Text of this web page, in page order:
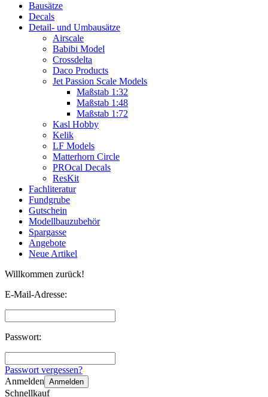
Bausätze
Decals
Detail- und Umbausätze
Airscale
Babibi Model
Crossdelta
Daco Products
Jet Passion Scale Models
Maßstab 1:32
Maßstab 1:48
Maßstab 1:72
Kasl Hobby
Kelik
LF Models
Matterhorn Circle
PROcal Decals
ResKit
Fachliteratur
Fundgrube
Gutschein
Modellbauzubehör
Spargasse
Angebote
Neue Artikel
Willkommen zurück!
E-Mail-Adresse:
Passwort:
Passwort vergessen?
Anmelden Anmelden
Schnellkauf